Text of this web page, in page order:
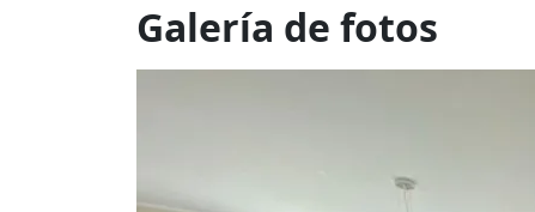
Galería de fotos